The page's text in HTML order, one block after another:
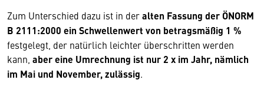
Zum Unterschied dazu ist in deralten Fassung der ÖNORM
B 2111:2000 ein Schwellenwert von betragsmäßig 1 %
festgelegt, der natürlich leichter überschritten werden
kann, aber eine Umrechnung ist nur 2 x im Jahr, nämlich
im Mai und November, zulässig.